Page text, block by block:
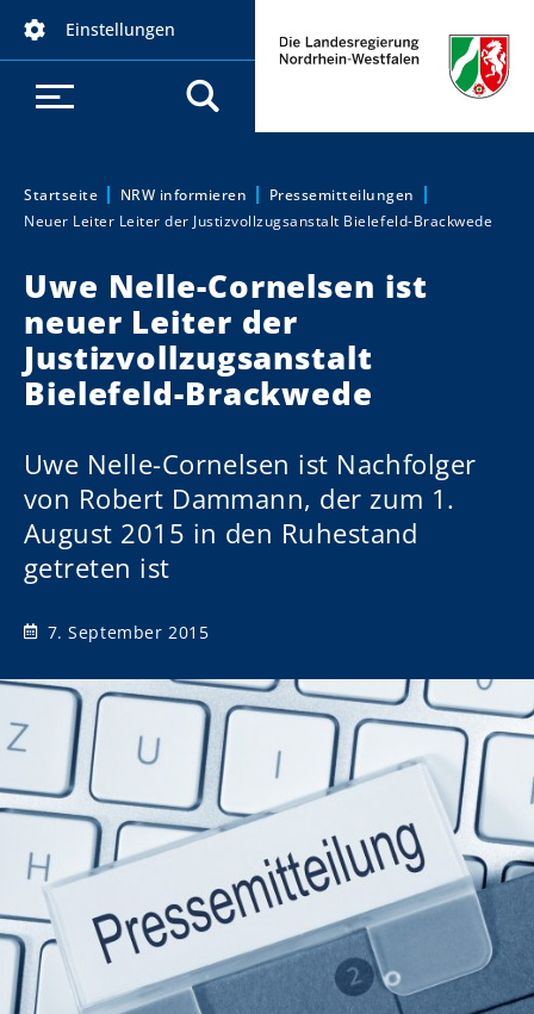
Einstellungen
Sie sind hier:
Startseite NRW informieren
Pressemitteilungen
Neuer Leiter Leiter der Justizvollzugsanstalt Bielefeld-Brackwede
Uwe Nelle-Cornelsen ist
neuer Leiter der
Justizvollzugsanstalt
Bielefeld-Brackwede
Uwe Nelle-Cornelsen ist Nachfolger
von Robert Dammann, der zum 1.
August 2015 in den Ruhestand
getreten ist
7. September 2015